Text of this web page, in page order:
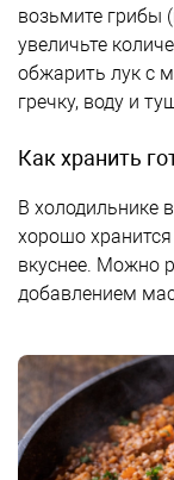
возьмите грибы
увеличьте
обжарить лук с
гречку, воду и
Как хранить
В холодильнике
хорошо
вкуснее. Можно
добавлением